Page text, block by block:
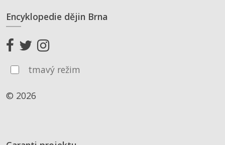
Encyklopedie dějin Brna
tmavý režim
© 2026